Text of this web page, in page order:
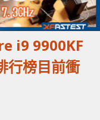
i9 9900KF
行榜目前衝